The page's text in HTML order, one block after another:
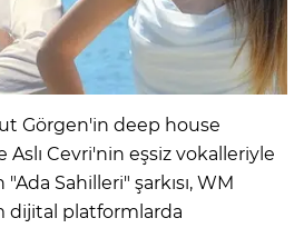
Görgen'in deep house
Aslı Cevri'nin eşsiz vokalleriyle
Sahilleri" şarkısı, WM
dijital platformlarda